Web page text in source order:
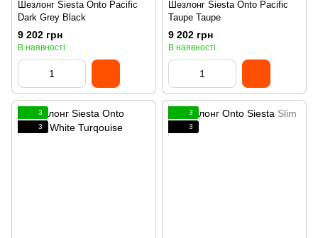
Шезлонг Siesta Onto Pacific
Dark Grey Black
9 202 грн
В наявності
Шезлонг Siesta Onto Pacific
Taupe Taupe
9 202 грн
В наявності
3
3
3
3